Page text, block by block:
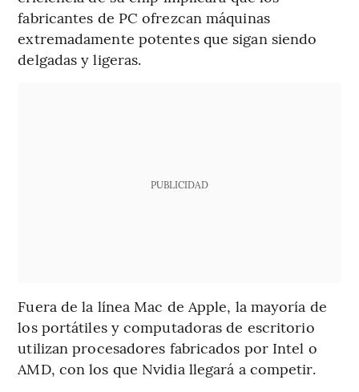
fabricantes de PC ofrezcan máquinas
extremadamente potentes que sigan siendo
delgadas y ligeras.
PUBLICIDAD
Fuera de la línea Mac de Apple, la mayoría de
los portátiles y computadoras de escritorio
utilizan procesadores fabricados por Intel o
AMD, con los que Nvidia llegará a competir.